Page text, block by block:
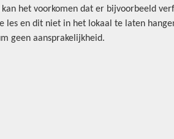
het voorkomen dat er bijvoorbeeld
les en dit niet in het lokaal te laten
geen aansprakelijkheid.